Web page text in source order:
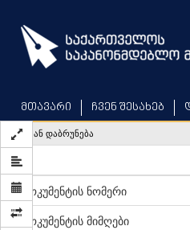
main
content
მთავარი ჩვენ შესახებ
უკან დაბრუნება
დოკუმენტის ნომერი
დოკუმენტის მიმღები